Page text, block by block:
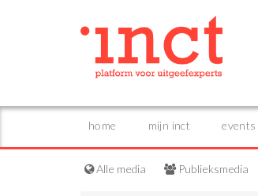
home mijn inct events
Alle media Publieksmedia